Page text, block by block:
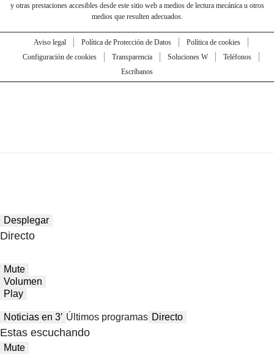
y otras prestaciones accesibles desde este sitio web a medios de lectura mecánica u otros
medios que resulten adecuados.
Aviso legal Política de Protección de Datos
Política de cookies
Configuración de cookies
Transparencia Soluciones W
Teléfonos
Escríbanos
Desplegar
Directo
Mute
Volumen
Play
Noticias en 3′ Últimos programas Directo
Estas escuchando
Mute